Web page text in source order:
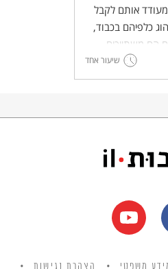
אותם לקבל
כלפיהם בכבוד,
הם משתייכים.
שיעור אחד